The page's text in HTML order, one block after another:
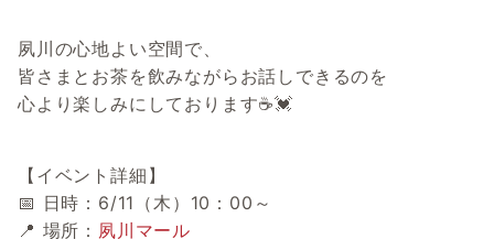
夙川の心地よい空間で、
皆さまとお茶を飲みながらお話しできるのを
心より楽しみにしております☕💓
【イベント詳細】
📅 日時：6/11（木）10：00～
📍 場所： 夙川マール